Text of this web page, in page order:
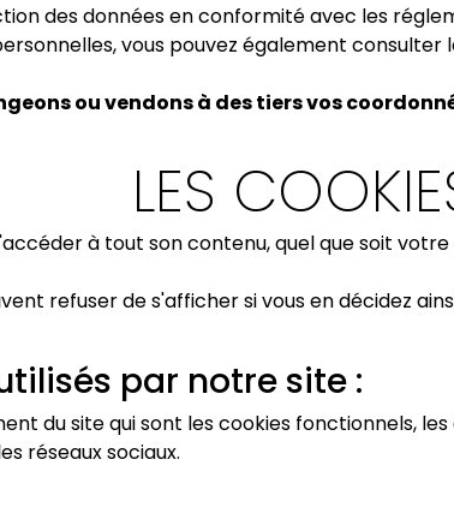
des données en conformité avec les
vous pouvez également
ou vendons à des tiers vos
LES
à tout son contenu, quel que soit
refuser de s'afficher si vous en décidez
par notre site :
du site qui sont les cookies fonctionnels,
réseaux sociaux.